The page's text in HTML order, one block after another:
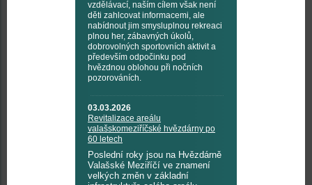
vzdělávací, naším cílem však není
děti zahlcovat informacemi, ale
nabídnout jim smysluplnou rekreaci
plnou her, zábavných úkolů,
dobrovolných sportovních aktivit a
především odpočinku pod
hvězdnou oblohou při nočních
pozorováních.
03.03.2026
Revitalizace areálu
valašskomeziříčské hvězdárny po
60 letech
Poslední roky jsou na Hvězdárně
Valašské Meziříčí ve znamení
velkých změn v základní